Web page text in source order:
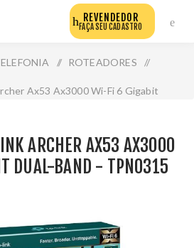
REVENDEDOR
FAÇA SEU CADASTRO
/ ROTEADORES /
Ax53 Ax3000 Wi-Fi 6 Gigabit
ARCHER AX53 AX3000
DUAL-BAND - TPN0315